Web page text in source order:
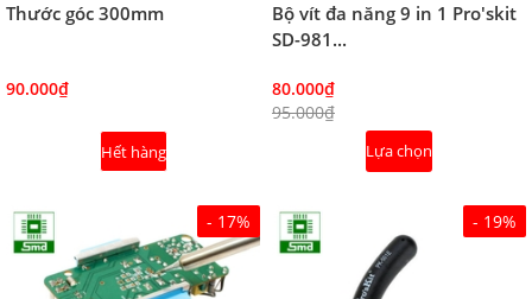
Thước góc 300mm
90.000₫
Hết hàng
Bộ vít đa năng 9 in 1 Pro'skit
SD-981...
80.000₫
95.000₫
Lựa chọn
- 17% - 19%